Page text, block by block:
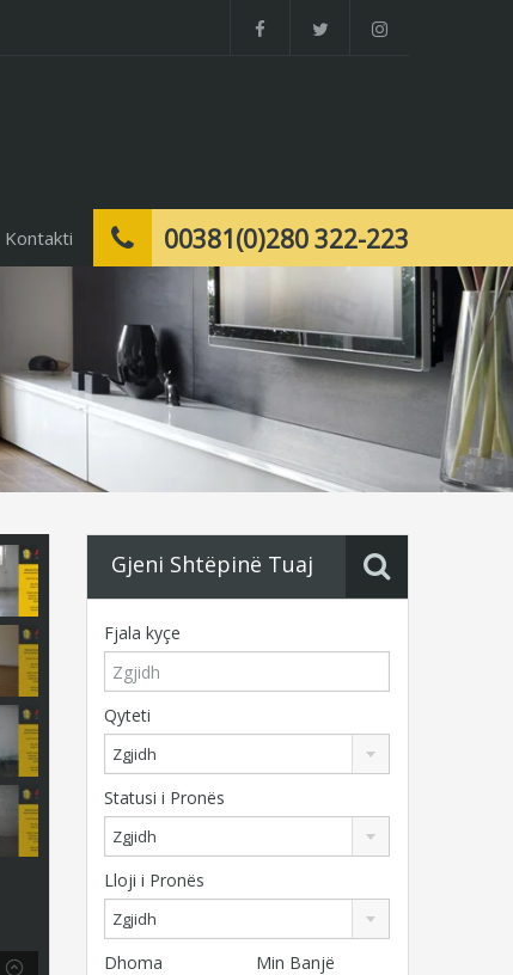
00381(0)280 322-223
Kontakti
Gjeni Shtëpinë Tuaj
Fjala kyçe
Qyteti
Zgjidh
Statusi i Pronës
Zgjidh
Lloji i Pronës
Zgjidh
Dhoma Min Banjë